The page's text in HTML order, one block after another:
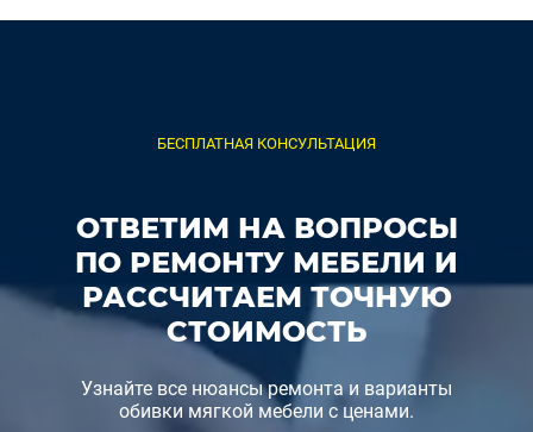
БЕСПЛАТНАЯ КОНСУЛЬТАЦИЯ
ОТВЕТИМ НА ВОПРОСЫ
ПО РЕМОНТУ МЕБЕЛИ И
РАССЧИТАЕМ ТОЧНУЮ
СТОИМОСТЬ
Узнайте все нюансы ремонта и варианты
обивки мягкой мебели с ценами.